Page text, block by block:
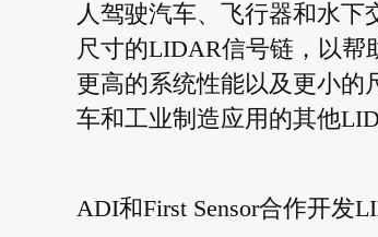
人驾驶汽车、飞行器和水下
尺寸的LIDAR信号链，以帮
更高的系统性能以及更小的
车和工业制造应用的其他
ADI和First Sensor合作开发